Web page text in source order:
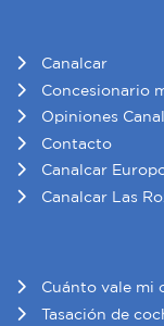
Canalcar
Concesionario
Opiniones
Contacto
Canalcar
Canalcar Las
Cuánto vale mi
Tasación de